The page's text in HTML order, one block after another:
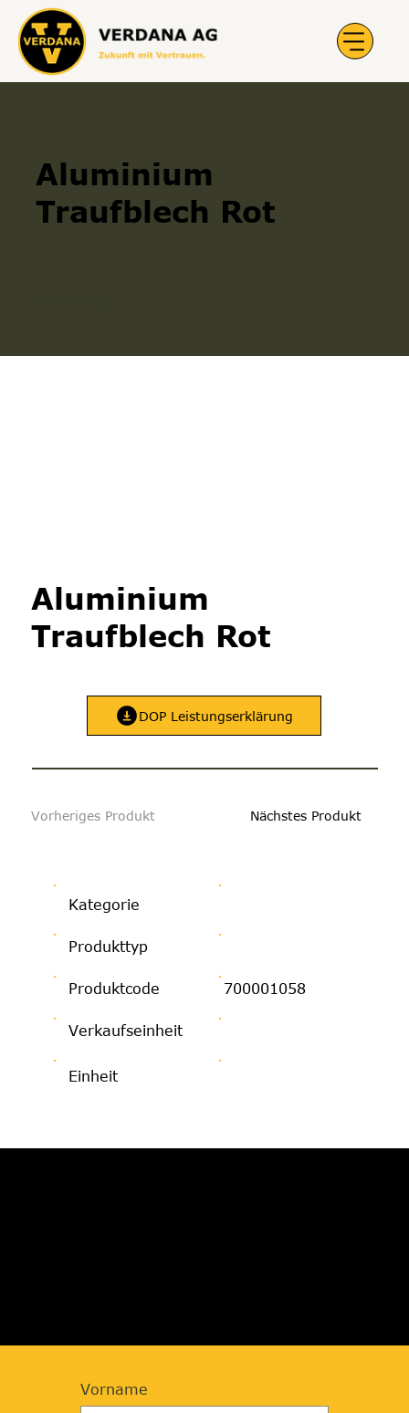
Aluminium
Traufblech Rot
Aluminium
Traufblech Rot
DOP Leistungserklärung
Kategorie
Produkttyp
Produktcode
Verkaufseinheit
Einheit
700001058
Vorheriges Produkt Nächstes Produkt
Vorname